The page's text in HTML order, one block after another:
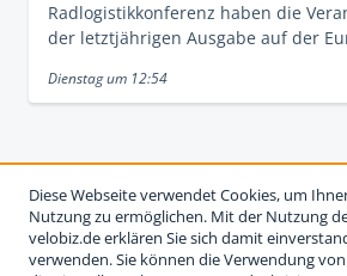
Radlogistikkonferenz haben die
der letztjährigen Ausgabe auf der
Dienstag um 12:54
Diese Webseite verwendet Cookies, um
Nutzung zu ermöglichen. Mit der Nutzung
velobiz.de erklären Sie sich damit
verwenden. Sie können die Verwendung